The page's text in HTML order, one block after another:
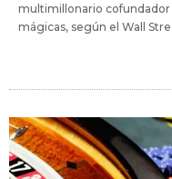
multimillonario cofundador
mágicas, según el Wall